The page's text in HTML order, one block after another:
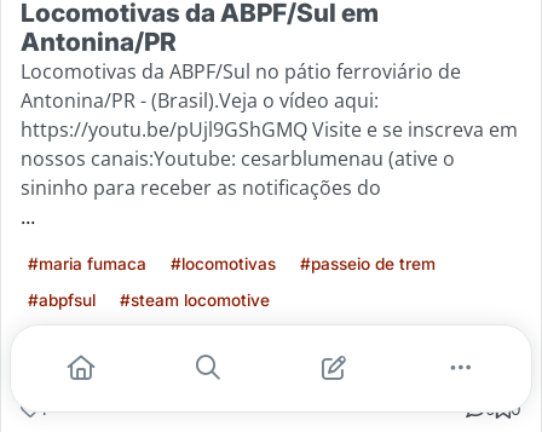
Locomotivas da ABPF/Sul em
Antonina/PR
Locomotivas da ABPF/Sul no pátio ferroviário de
Antonina/PR - (Brasil).Veja o vídeo aqui:
https://youtu.be/pUjl9GShGMQ Visite e se inscreva em
nossos canais:Youtube: cesarblumenau (ative o
sininho para receber as notificações do
...
#maria fumaca #locomotivas
#passeio de trem
#abpfsul
#steam locomotive
Leia mais
1 0 0